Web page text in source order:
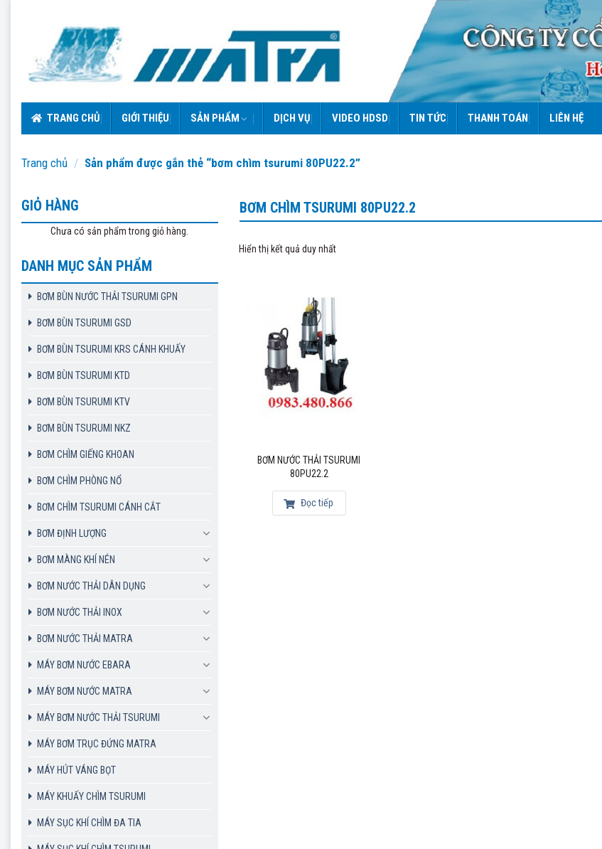
TRANG CHỦ GIỚI THIỆU SẢN PHẨM DỊCH VỤ VIDEO HDSD TIN TỨC THANH TOÁN LIÊN HỆ
Trang chủ / Sản phẩm được gắn thẻ “bơm chìm tsurumi 80PU22.2”
GIỎ HÀNG
Chưa có sản phẩm trong giỏ hàng.
DANH MỤC SẢN PHẨM
BƠM BÙN NƯỚC THẢI TSURUMI GPN
BƠM BÙN TSURUMI GSD
BƠM BÙN TSURUMI KRS CÁNH KHUẤY
BƠM BÙN TSURUMI KTD
BƠM BÙN TSURUMI KTV
BƠM BÙN TSURUMI NKZ
BƠM CHÌM GIẾNG KHOAN
BƠM CHÌM PHÒNG NỔ
BƠM CHÌM TSURUMI CÁNH CẮT
BƠM ĐỊNH LƯỢNG
BƠM MÀNG KHÍ NÉN
BƠM NƯỚC THẢI DÂN DỤNG
BƠM NƯỚC THẢI INOX
BƠM NƯỚC THẢI MATRA
MÁY BƠM NƯỚC EBARA
MÁY BƠM NƯỚC MATRA
MÁY BƠM NƯỚC THẢI TSURUMI
MÁY BƠM TRỤC ĐỨNG MATRA
MÁY HÚT VÁNG BỌT
MÁY KHUẤY CHÌM TSURUMI
MÁY SỤC KHÍ CHÌM ĐA TIA
BƠM CHÌM TSURUMI 80PU22.2
Hiển thị kết quả duy nhất
BƠM NƯỚC THẢI TSURUMI
80PU22.2
Đọc tiếp